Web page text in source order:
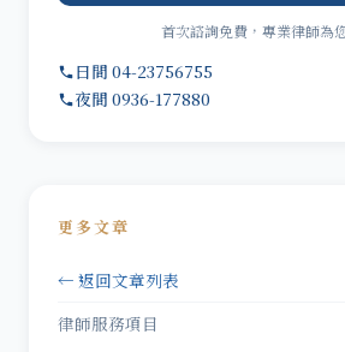
首次諮詢免費，專業律師為
日間 04-23756755
夜間 0936-177880
更多文章
← 返回文章列表
律師服務項目